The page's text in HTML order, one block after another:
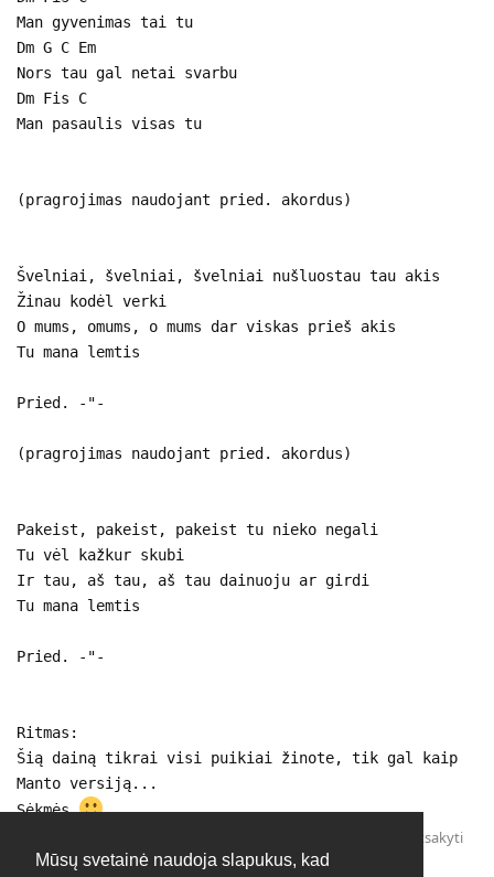
Mūsų svetainė naudoja slapukus, kad
Man gyvenimas tai tu
Dm G C Em
Nors tau gal netai svarbu
Dm Fis C
Man pasaulis visas tu
(pragrojimas naudojant pried. akordus)
Švelniai, švelniai, švelniai nušluostau tau akis
Žinau kodėl verki
O mums, omums, o mums dar viskas prieš akis
Tu mana lemtis
Pried. -"-
(pragrojimas naudojant pried. akordus)
Pakeist, pakeist, pakeist tu nieko negali
Tu vėl kažkur skubi
Ir tau, aš tau, aš tau dainuoju ar girdi
Tu mana lemtis
Pried. -"-
Ritmas:
Šią dainą tikrai visi puikiai žinote, tik gal kaip
Manto versiją...
Sėkmės
Atsakyti